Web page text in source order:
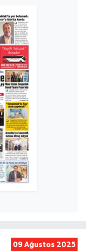
09 Ağustos 2025